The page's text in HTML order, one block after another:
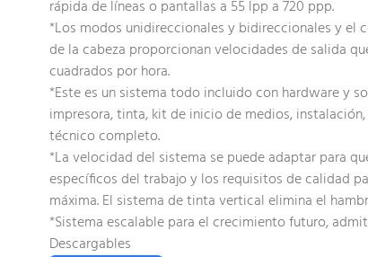
rápida de líneas o pantallas a 55 lpp a 720 ppp.
*Los modos unidireccionales y bidireccionales y
de la cabeza proporcionan velocidades de salida
cuadrados por hora.
*Este es un sistema todo incluido con hardware y
impresora, tinta, kit de inicio de medios,
técnico completo.
*La velocidad del sistema se puede adaptar para
específicos del trabajo y los requisitos de calidad
máxima. El sistema de tinta vertical elimina el
*Sistema escalable para el crecimiento futuro,
Descargables